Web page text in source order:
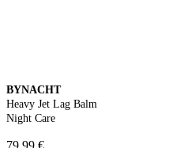
BYNACHT
Heavy Jet Lag Balm
Night Care
79,99 €